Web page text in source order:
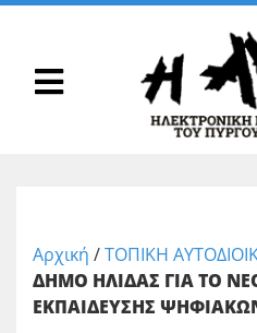
Αρχική /ΤΟΠΙΚΗ
ΔΗΜΟ ΗΛΙΔΑΣ ΓΙΑ ΤΟ
ΕΚΠΑΙΔΕΥΣΗΣ